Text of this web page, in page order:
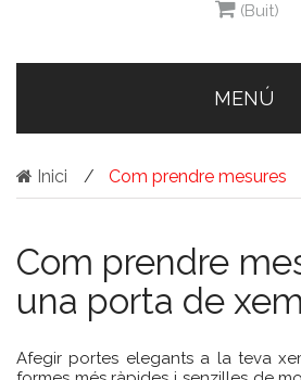
(Buit)
MENÚ
Inici Com prendre mesures
Com prendre
una porta de
Afegir portes elegants a la teva